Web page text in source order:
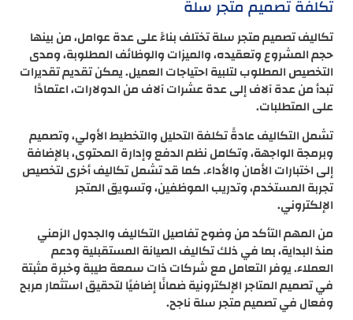
تكلفة تصميم متجر سلة
تكاليف تصميم متجر سلة تختلف بناءً على عدة عوامل، من بينها
حجم المشروع وتعقيده، والميزات والوظائف المطلوبة، ومدى
التخصيص المطلوب لتلبية احتياجات العميل. يمكن تقديم تقديرات
تبدأ من عدة آلاف إلى عدة عشرات آلاف من الدولارات، اعتمادًا
على المتطلبات.
تشمل التكاليف عادةً تكلفة التحليل والتخطيط الأولي، وتصميم
وبرمجة الواجهة، وتكامل نظم الدفع وإدارة المحتوى، بالإضافة
إلى اختبارات الأمان والأداء. كما قد تشمل تكاليف أخرى لتخصيص
تجربة المستخدم، وتدريب الموظفين، وتسويق المتجر
الإلكتروني.
من المهم التأكد من وضوح تفاصيل التكاليف والجدول الزمني
منذ البداية، بما في ذلك تكاليف الصيانة المستقبلية ودعم
العملاء. يوفر التعامل مع شركات ذات سمعة طيبة وخبرة مثبتة
في تصميم المتاجر الإلكترونية ضمانًا إضافيًا لتحقيق استثمار مربح
وفعال في تصميم متجر سلة ناجح.